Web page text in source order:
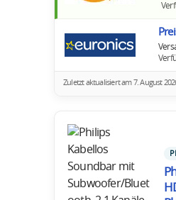
Zuletzt aktualisiert am 7. August